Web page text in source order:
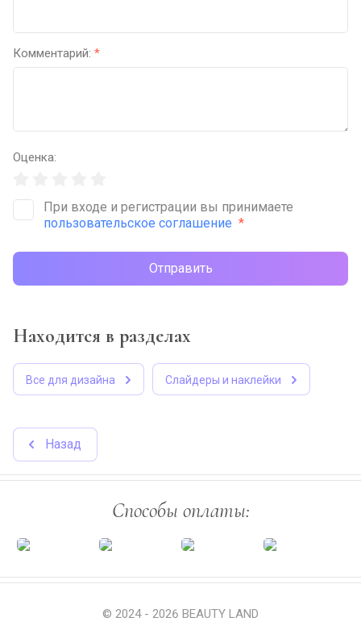
Комментарий: *
Оценка:
При входе и регистрации вы принимаете
пользовательское соглашение *
Отправить
Находится в разделах
Все для дизайна Cлайдеры и наклейки
Назад
Способы оплаты:
© 2024 - 2026 BEAUTY LAND